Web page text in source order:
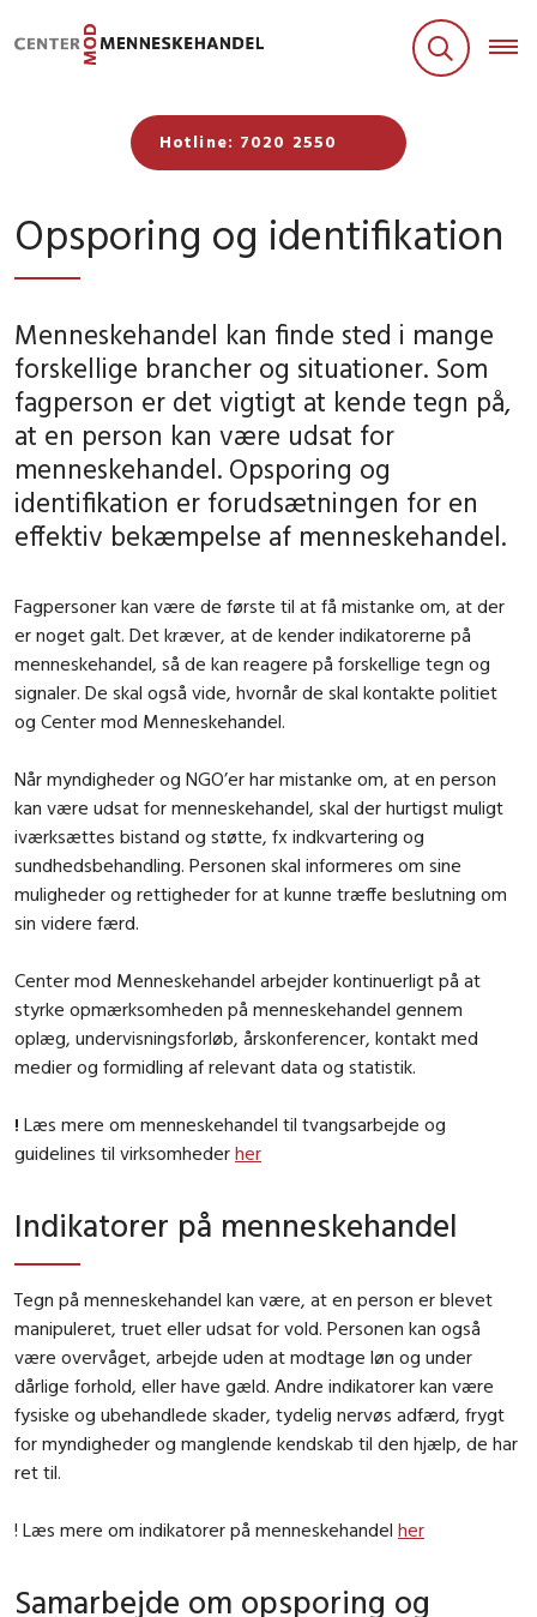
Hotline: 7020 2550
Opsporing og identifikation
Menneskehandel kan finde sted i mange
forskellige brancher og situationer. Som
fagperson er det vigtigt at kende tegn på,
at en person kan være udsat for
menneskehandel. Opsporing og
identifikation er forudsætningen for en
effektiv bekæmpelse af menneskehandel.
Fagpersoner kan være de første til at få mistanke om, at der
er noget galt. Det kræver, at de kender indikatorerne på
menneskehandel, så de kan reagere på forskellige tegn og
signaler. De skal også vide, hvornår de skal kontakte politiet
og Center mod Menneskehandel.
Når myndigheder og NGO’er har mistanke om, at en person
kan være udsat for menneskehandel, skal der hurtigst muligt
iværksættes bistand og støtte, fx indkvartering og
sundhedsbehandling. Personen skal informeres om sine
muligheder og rettigheder for at kunne træffe beslutning om
sin videre færd.
Center mod Menneskehandel arbejder kontinuerligt på at
styrke opmærksomheden på menneskehandel gennem
oplæg, undervisningsforløb, årskonferencer, kontakt med
medier og formidling af relevant data og statistik.
! Læs mere om menneskehandel til tvangsarbejde og
guidelines til virksomheder her
Indikatorer på menneskehandel
Tegn på menneskehandel kan være, at en person er blevet
manipuleret, truet eller udsat for vold. Personen kan også
være overvåget, arbejde uden at modtage løn og under
dårlige forhold, eller have gæld. Andre indikatorer kan være
fysiske og ubehandlede skader, tydelig nervøs adfærd, frygt
for myndigheder og manglende kendskab til den hjælp, de har
ret til.
! Læs mere om indikatorer på menneskehandel her
Samarbejde om opsporing og